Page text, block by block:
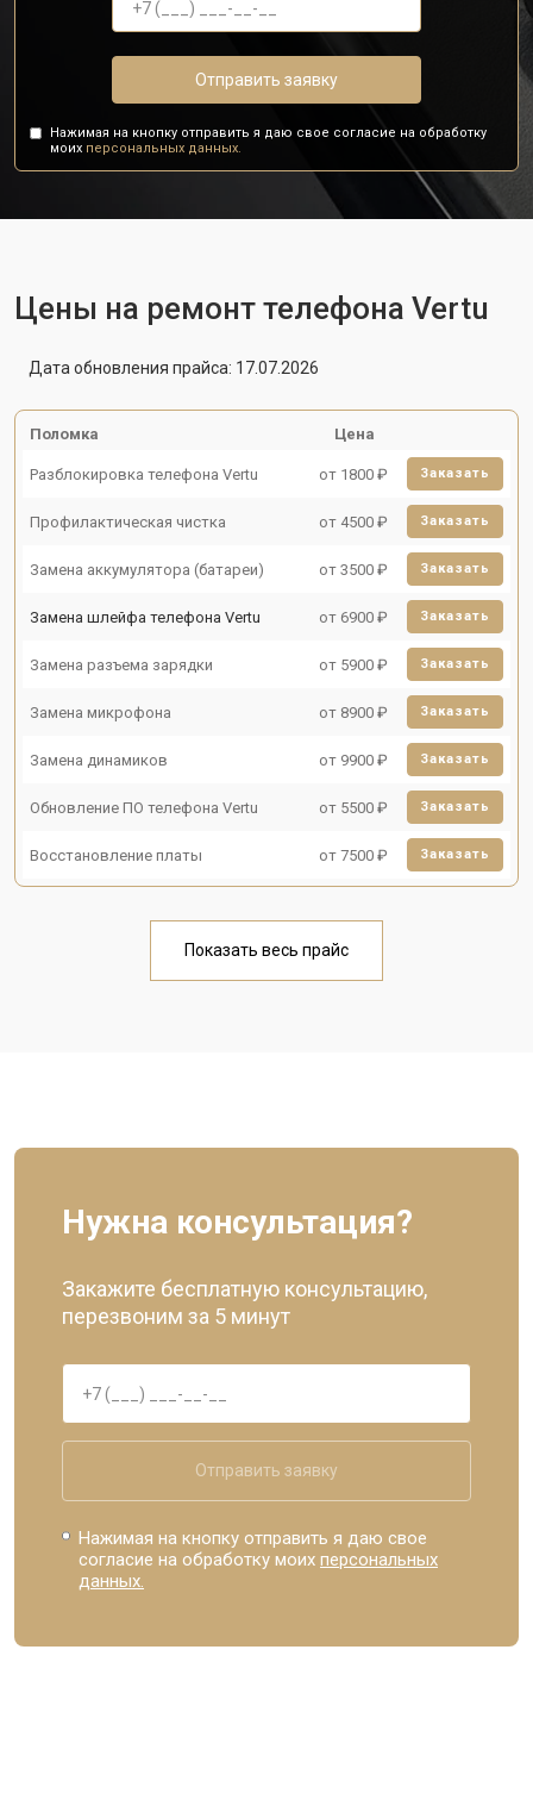
Отправить заявку
Нажимая на кнопку отправить я даю свое согласие на обработку
моих персональных данных.
Цены на ремонт телефона Vertu
Дата обновления прайса: 17.07.2026
Поломка Цена
Разблокировка телефона Vertu от 1800 ₽ Заказать
Профилактическая чистка от 4500 ₽ Заказать
Замена аккумулятора (батареи) от 3500 ₽ Заказать
Замена шлейфа телефона Vertu от 6900 ₽ Заказать
Замена разъема зарядки от 5900 ₽ Заказать
Замена микрофона от 8900 ₽ Заказать
Замена динамиков от 9900 ₽ Заказать
Обновление ПО телефона Vertu от 5500 ₽ Заказать
Восстановление платы от 7500 ₽ Заказать
Показать весь прайс
Нужна консультация?
Закажите бесплатную консультацию,
перезвоним за 5 минут
Отправить заявку
Нажимая на кнопку отправить я даю свое
согласие на обработку моихперсональных
данных.